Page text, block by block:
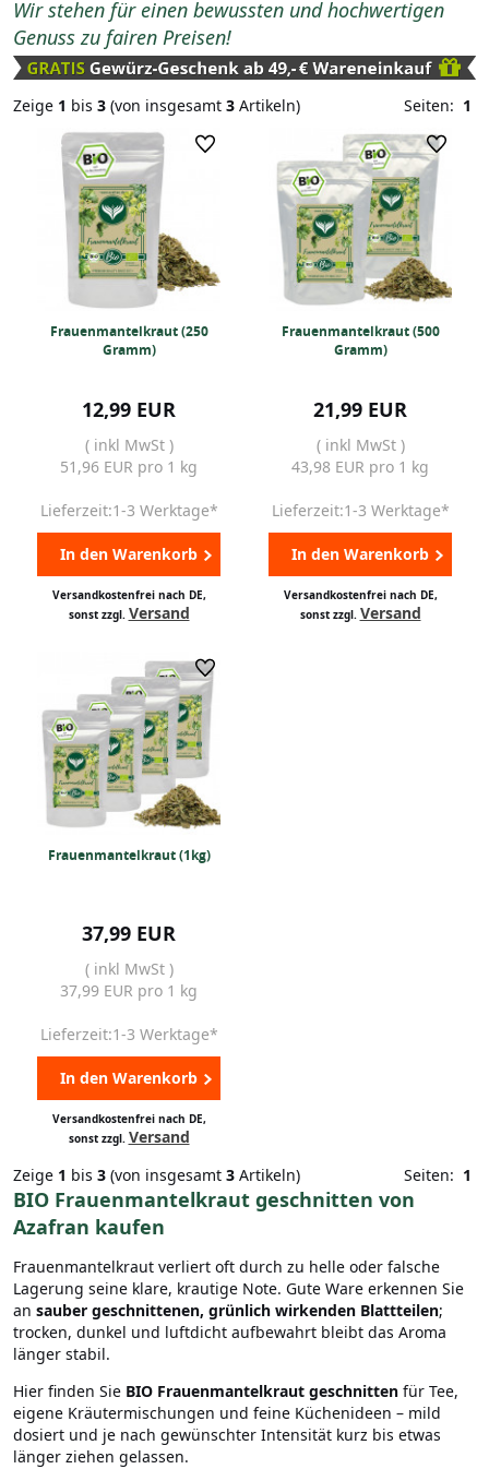
Wir stehen für einen bewussten und hochwertigen
Genuss zu fairen Preisen!
Zeige 1 bis 3 (von insgesamt 3 Artikeln) Seiten: 1
Frauenmantelkraut (250
Gramm)
12,99 EUR
( inkl MwSt )
51,96 EUR pro 1 kg
Lieferzeit:1-3 Werktage*
In den Warenkorb
Versandkostenfrei nach DE,
sonst zzgl. Versand
Frauenmantelkraut (500
Gramm)
21,99 EUR
( inkl MwSt )
43,98 EUR pro 1 kg
Lieferzeit:1-3 Werktage*
In den Warenkorb
Versandkostenfrei nach DE,
sonst zzgl. Versand
Frauenmantelkraut (1kg)
37,99 EUR
( inkl MwSt )
37,99 EUR pro 1 kg
Lieferzeit:1-3 Werktage*
In den Warenkorb
Versandkostenfrei nach DE,
sonst zzgl. Versand
Zeige 1 bis 3 (von insgesamt 3 Artikeln) Seiten: 1
BIO Frauenmantelkraut geschnitten von
Azafran kaufen
Frauenmantelkraut verliert oft durch zu helle oder falsche
Lagerung seine klare, krautige Note. Gute Ware erkennen Sie
an sauber geschnittenen, grünlich wirkenden Blattteilen;
trocken, dunkel und luftdicht aufbewahrt bleibt das Aroma
länger stabil.
Hier finden Sie BIO Frauenmantelkraut geschnitten für Tee,
eigene Kräutermischungen und feine Küchenideen – mild
dosiert und je nach gewünschter Intensität kurz bis etwas
länger ziehen gelassen.